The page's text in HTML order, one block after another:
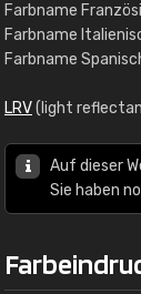
Farbname
Farbname
Farbname
LRV(light
Auf dieser
Sie haben